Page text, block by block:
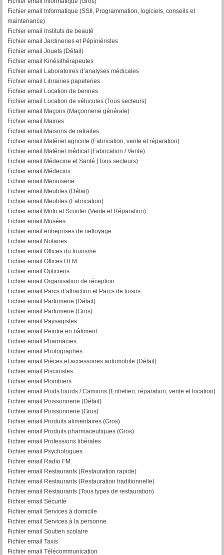
Fichier email Informatique (SSII, Programmation, logiciels, conseils et
maintenance)
Fichier email Instituts de beauté
Fichier email Jardineries et Pépiniéristes
Fichier email Jouets (Détail)
Fichier email Kinésithérapeutes
Fichier email Laboratoires d’analyses médicales
Fichier email Librairies papeteries
Fichier email Location de bennes
Fichier email Location de véhicules (Tous secteurs)
Fichier email Maçons (Maçonnerie générale)
Fichier email Mairies
Fichier email Maisons de retraites
Fichier email Matériel agricole (Fabrication, vente et réparation)
Fichier email Matériel médical (Fabrication / Vente)
Fichier email Médecine et Santé (Tous secteurs)
Fichier email Médecins
Fichier email Menuiserie
Fichier email Meubles (Détail)
Fichier email Meubles (Fabrication)
Fichier email Moto et Scooter (Vente et Réparation)
Fichier email Musées
Fichier email entreprises de nettoyage
Fichier email Notaires
Fichier email Offices du tourisme
Fichier email Offices HLM
Fichier email Opticiens
Fichier email Organisation de réception
Fichier email Parcs d’attraction et Parcs de loisirs
Fichier email Parfumerie (Détail)
Fichier email Parfumerie (Gros)
Fichier email Paysagistes
Fichier email Peintre en bâtiment
Fichier email Pharmacies
Fichier email Photographes
Fichier email Pièces et accessoires automobile (Détail)
Fichier email Piscinistes
Fichier email Plombiers
Fichier email Poids lourds / Camions (Entretien, réparation, vente et location)
Fichier email Poissonnerie (Détail)
Fichier email Poissonnerie (Gros)
Fichier email Produits alimentaires (Gros)
Fichier email Produits pharmaceutiques (Gros)
Fichier email Professions libérales
Fichier email Psychologues
Fichier email Radio FM
Fichier email Restaurants (Restauration rapide)
Fichier email Restaurants (Restauration traditionnelle)
Fichier email Restaurants (Tous types de restauration)
Fichier email Sécurité
Fichier email Services à domicile
Fichier email Services à la personne
Fichier email Soutien scolaire
Fichier email Taxis
Fichier email Télécommunication